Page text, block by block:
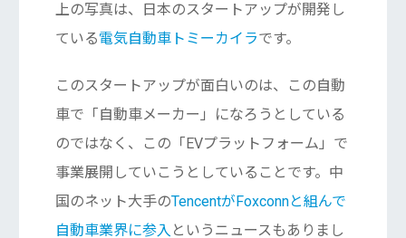
上の写真は、日本のスタートアップが開発し
ている電気自動車トミーカイラです。
このスタートアップが面白いのは、この自動
車で「自動車メーカー」になろうとしている
のではなく、この「EVプラットフォーム」で
事業展開していこうとしていることです。中
国のネット大手のTencentがFoxconnと組んで
自動車業界に参入 というニュースもありまし